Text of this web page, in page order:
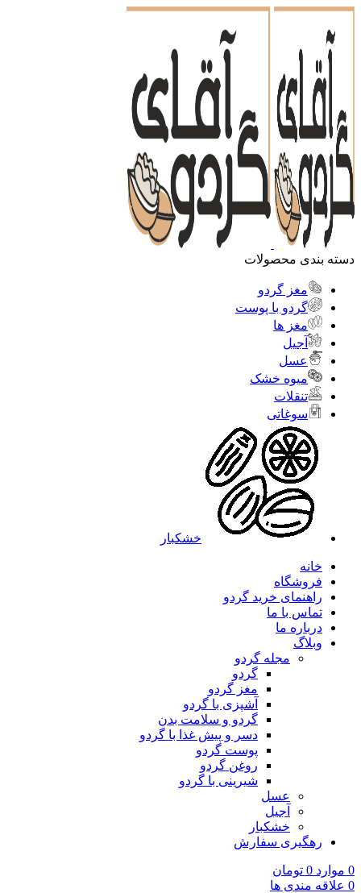
دسته بندی محصولات
مغز گردو
گردو با پوست
مغز ها
آجیل
عسل
میوه خشک
تنقلات
سوغاتی
خشکبار
خانه
فروشگاه
راهنمای خرید گردو
تماس با ما
درباره ما
وبلاگ
مجله گردو
گردو
مغز گردو
آشپزی با گردو
گردو و سلامت بدن
دسر و پیش غذا با گردو
پوست گردو
روغن گردو
شیرینی با گردو
عسل
آجیل
خشکبار
رهگیری سفارش
0 موارد 0 تومان
0 علاقه مندی ها